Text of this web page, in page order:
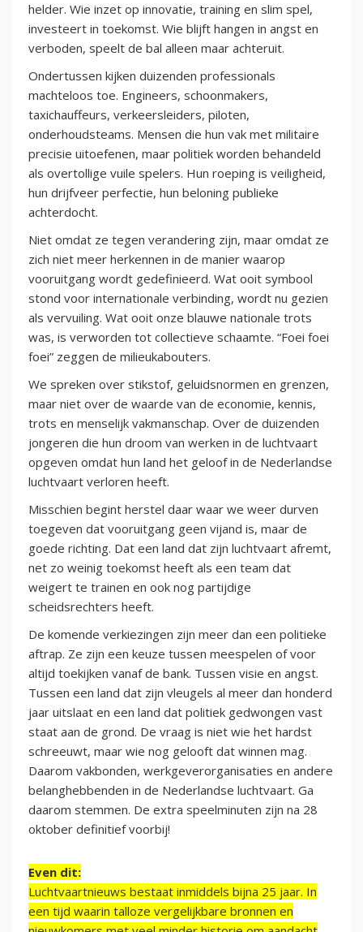
helder. Wie inzet op innovatie, training en slim spel,
investeert in toekomst. Wie blijft hangen in angst en
verboden, speelt de bal alleen maar achteruit.
Ondertussen kijken duizenden professionals
machteloos toe. Engineers, schoonmakers,
taxichauffeurs, verkeersleiders, piloten,
onderhoudsteams. Mensen die hun vak met militaire
precisie uitoefenen, maar politiek worden behandeld
als overtollige vuile spelers. Hun roeping is veiligheid,
hun drijfveer perfectie, hun beloning publieke
achterdocht.
Niet omdat ze tegen verandering zijn, maar omdat ze
zich niet meer herkennen in de manier waarop
vooruitgang wordt gedefinieerd. Wat ooit symbool
stond voor internationale verbinding, wordt nu gezien
als vervuiling. Wat ooit onze blauwe nationale trots
was, is verworden tot collectieve schaamte. “Foei foei
foei” zeggen de milieukabouters.
We spreken over stikstof, geluidsnormen en grenzen,
maar niet over de waarde van de economie, kennis,
trots en menselijk vakmanschap. Over de duizenden
jongeren die hun droom van werken in de luchtvaart
opgeven omdat hun land het geloof in de Nederlandse
luchtvaart verloren heeft.
Misschien begint herstel daar waar we weer durven
toegeven dat vooruitgang geen vijand is, maar de
goede richting. Dat een land dat zijn luchtvaart afremt,
net zo weinig toekomst heeft als een team dat
weigert te trainen en ook nog partijdige
scheidsrechters heeft.
De komende verkiezingen zijn meer dan een politieke
aftrap. Ze zijn een keuze tussen meespelen of voor
altijd toekijken vanaf de bank. Tussen visie en angst.
Tussen een land dat zijn vleugels al meer dan honderd
jaar uitslaat en een land dat politiek gedwongen vast
staat aan de grond. De vraag is niet wie het hardst
schreeuwt, maar wie nog gelooft dat winnen mag.
Daarom vakbonden, werkgeverorganisaties en andere
belanghebbenden in de Nederlandse luchtvaart. Ga
daarom stemmen. De extra speelminuten zijn na 28
oktober definitief voorbij!
Even dit:
Luchtvaartnieuws bestaat inmiddels bijna 25 jaar. In
een tijd waarin talloze vergelijkbare bronnen en